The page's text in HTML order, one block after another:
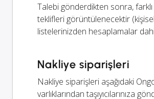
Talebi gönderdikten sonra,
teklifleri görüntülenecektir
listelerinizden hesaplamalar
Nakliye siparişleri
Nakliye siparişleri aşağıdaki
varlıklarından taşıyıcılarınıza